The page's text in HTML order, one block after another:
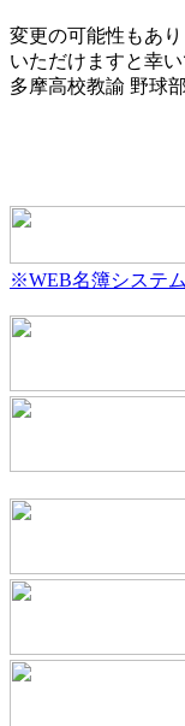
変更の可能性もあ
いただけますと幸
多摩高校教諭 野球
※WEB名簿システ